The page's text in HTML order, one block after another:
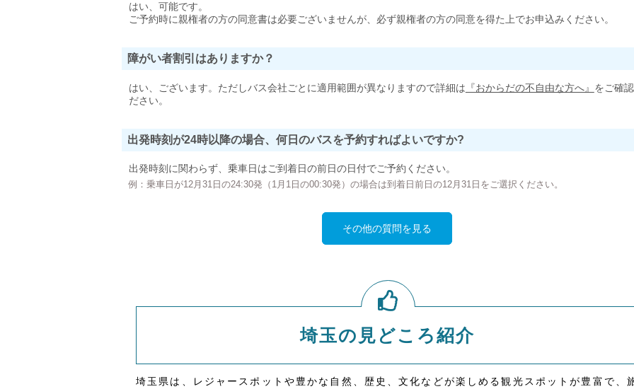
はい、可能です。
ご予約時に親権者の方の同意書は必要ございませんが、必ず親権者の方の同意を得た上でお申込みください。
障がい者割引はありますか？
はい、ございます。ただしバス会社ごとに適用範囲が異なりますので詳細は 『おからだの不自由な方へ』 をご確
ださい。
出発時刻が24時以降の場合、何日のバスを予約すればよいですか?
出発時刻に関わらず、乗車日はご到着日の前日の日付でご予約ください。
例：乗車日が12月31日の24:30発（1月1日の00:30発）の場合は到着日前日の12月31日をご選択ください。
その他の質問を見る
埼玉の見どころ紹介
埼玉県は、レジャースポットや豊かな自然、歴史、文化などが楽しめる観光スポットが豊富で、